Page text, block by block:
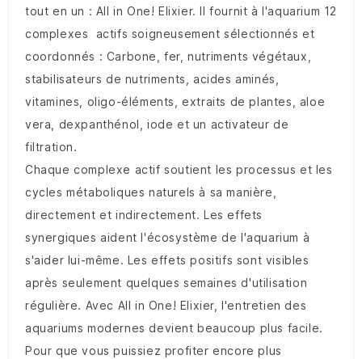
tout en un : All in One! Elixier. Il fournit à l'aquarium 12
complexes actifs soigneusement sélectionnés et
coordonnés : Carbone, fer, nutriments végétaux,
stabilisateurs de nutriments, acides aminés,
vitamines, oligo-éléments, extraits de plantes, aloe
vera, dexpanthénol, iode et un activateur de
filtration.
Chaque complexe actif soutient les processus et les
cycles métaboliques naturels à sa manière,
directement et indirectement. Les effets
synergiques aident l'écosystème de l'aquarium à
s'aider lui-même. Les effets positifs sont visibles
après seulement quelques semaines d'utilisation
régulière. Avec All in One! Elixier, l'entretien des
aquariums modernes devient beaucoup plus facile.
Pour que vous puissiez profiter encore plus